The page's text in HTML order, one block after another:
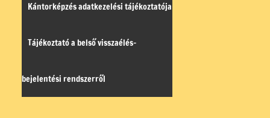
Kántorképzés adatkezelési tájékoztatója
Tájékoztató a belső visszaélés-
bejelentési rendszerről